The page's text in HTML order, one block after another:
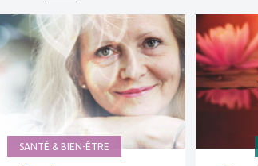
SANTÉ & BIEN-ÊTRE
mes
favoris